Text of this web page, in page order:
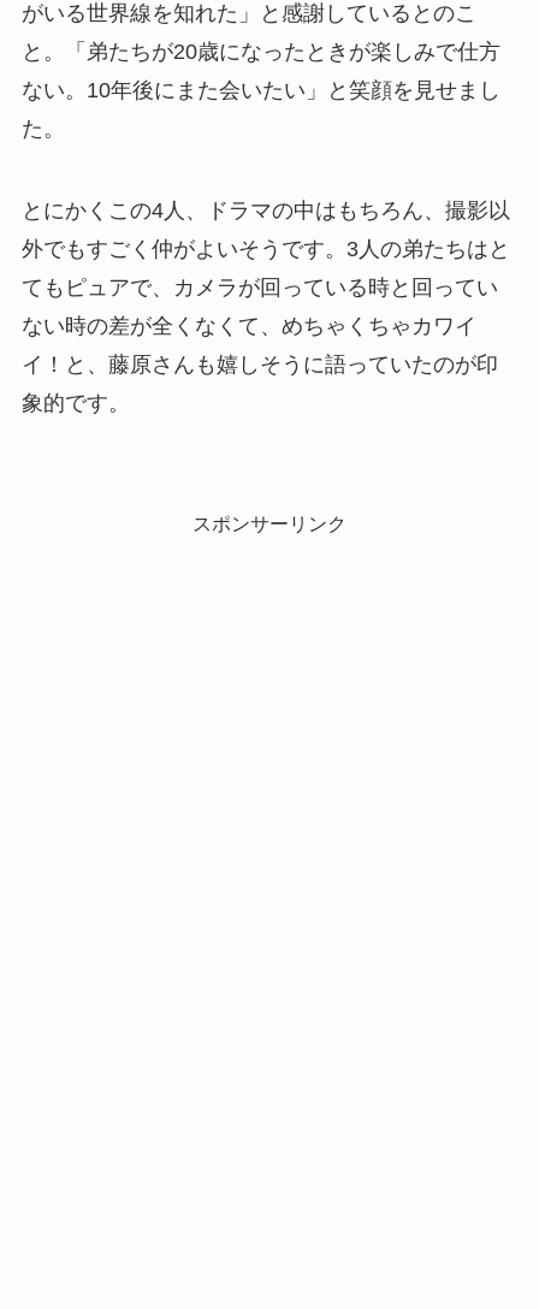
がいる世界線を知れた」と感謝しているとのこ
と。「弟たちが20歳になったときが楽しみで仕方
ない。10年後にまた会いたい」と笑顔を見せまし
た。
とにかくこの4人、ドラマの中はもちろん、撮影以
外でもすごく仲がよいそうです。3人の弟たちはと
てもピュアで、カメラが回っている時と回ってい
ない時の差が全くなくて、めちゃくちゃカワイ
イ！と、藤原さんも嬉しそうに語っていたのが印
象的です。
スポンサーリンク